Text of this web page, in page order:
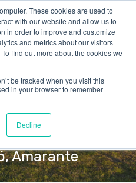
These cookies are used to
with our website and allow us to
in order to improve and customize
and metrics about our visitors
find out more about the cookies we
be tracked when you visit this
in your browser to remember
Decline
avec piscine,
Amarante